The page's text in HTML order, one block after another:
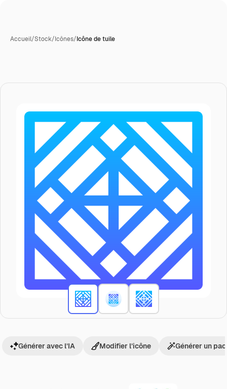
Accueil/Stock/Icônes/Icône de tuile
Générer avec l’IA Modifier l’icône Générer un